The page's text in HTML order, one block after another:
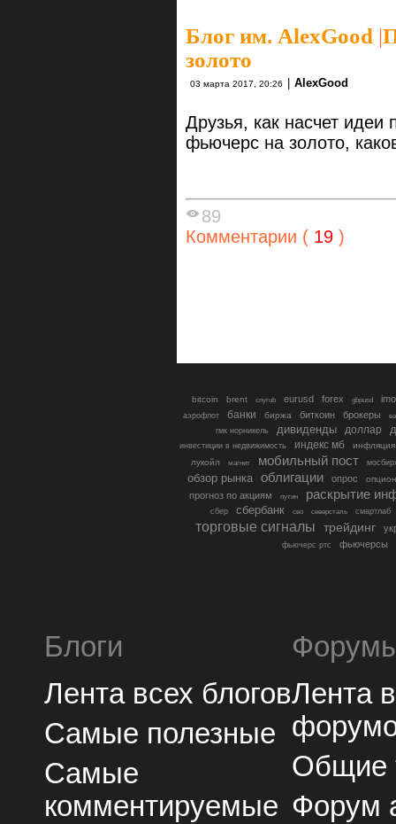
Блог им. AlexGood |
золото
03 марта 2017, 20:26 AlexGood
Друзья, как насчет идеи
фьючерс на золото,
89
Комментарии ( 19 )
bitcoin brent cnyrub eurusd forex gbpusd
аэрофлот банки биржа биткоин брокеры
гмк норникель
дивиденды доллар
инвестиции в недвижимость индекс мб
инфляция
лукойл
магнит мобильный пост
обзор рынка облигации опрос
прогноз по акциям путин раскрытие
сбер сбербанк сво северсталь смартлаб
торговые сигналы трейдинг
фьючерс ртс фьючерсы
Блоги
Лента всех блогов
Самые полезные
Самые
комментируемые
Лента
Общие
Форум